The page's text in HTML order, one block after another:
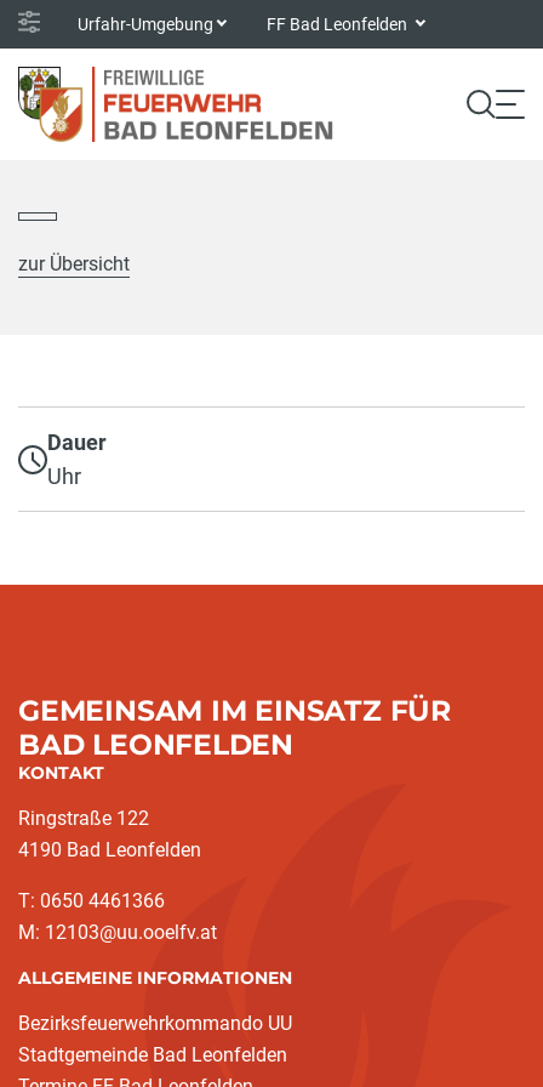
Urfahr-Umgebung FF Bad Leonfelden
zur Übersicht
Dauer
Uhr
GEMEINSAM IM EINSATZ FÜR
BAD LEONFELDEN
KONTAKT
Ringstraße 122
4190 Bad Leonfelden
T: 0650 4461366
M: 12103@uu.ooelfv.at
ALLGEMEINE INFORMATIONEN
Bezirksfeuerwehrkommando UU
Stadtgemeinde Bad Leonfelden